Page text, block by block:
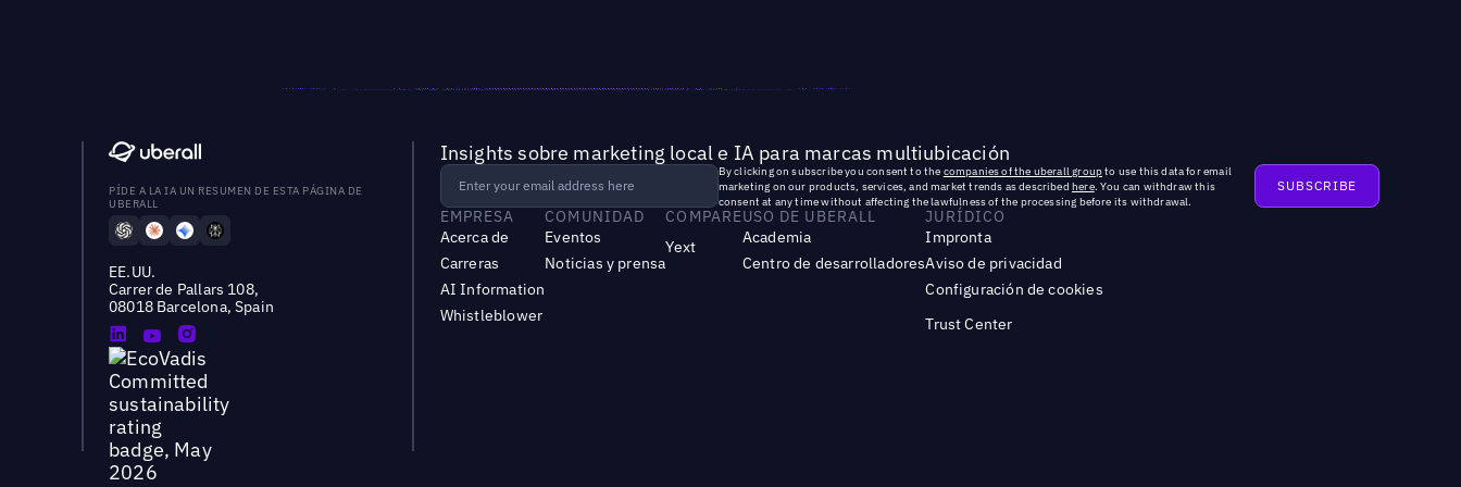
PÍDE A LA IA UN RESUMEN DE ESTA PÁGINA DE
UBERALL
EE.UU.
Carrer de Pallars 108,
08018 Barcelona, Spain
Insights sobre marketing local e IA para marcas multiubicación
By clicking on subscribe you consent to the companies of the uberall groupto use this data for email
marketing on our products, services, and market trends as described here. You can withdraw this
consent at any time without affecting the lawfulness of the processing before its withdrawal.
EMPRESA
Acerca de
Carreras
AI Information
Whistleblower
COMUNIDAD
Eventos
Noticias y prensa
COMPARE
Yext
USO DE UBERALL
Academia
Centro de desarrolladores
JURÍDICO
Impronta
Aviso de privacidad
Configuración de cookies
Trust Center